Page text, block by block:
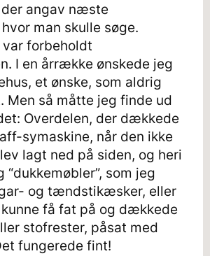
angav næste
man skulle søge.
var forbeholdt
I en årrække ønskede jeg
et ønske, som aldrig
Men så måtte jeg finde ud
Overdelen, der dækkede
symaskine, når den ikke
lagt ned på siden, og heri
“dukkemøbler”, som jeg
og tændstikæsker, eller
få fat på og dækkede
stofrester, påsat med
fungerede fint!